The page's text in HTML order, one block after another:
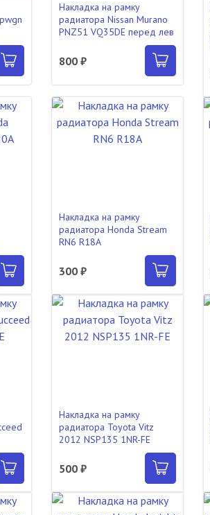
Накладка на рамку
радиатора Nissan Murano
PNZ51 VQ35DE перед лев
800 ₽
Накладка на рамку
радиатора Honda Stream
RN6 R18A
300 ₽
Накладка на рамку
радиатора Toyota Vitz
2012 NSP135 1NR-FE
500 ₽